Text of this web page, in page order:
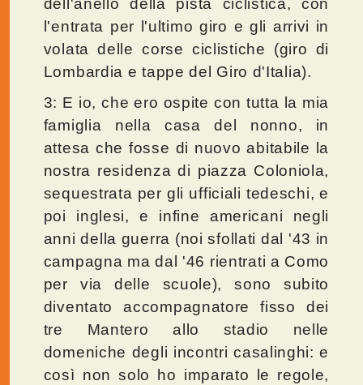
dell'anello della pista ciclistica, con
l'entrata per l'ultimo giro e gli arrivi in
volata delle corse ciclistiche (giro di
Lombardia e tappe del Giro d'Italia).
3: E io, che ero ospite con tutta la mia
famiglia nella casa del nonno, in
attesa che fosse di nuovo abitabile la
nostra residenza di piazza Coloniola,
sequestrata per gli ufficiali tedeschi, e
poi inglesi, e infine americani negli
anni della guerra (noi sfollati dal '43 in
campagna ma dal '46 rientrati a Como
per via delle scuole), sono subito
diventato accompagnatore fisso dei
tre Mantero allo stadio nelle
domeniche degli incontri casalinghi: e
così non solo ho imparato le regole,